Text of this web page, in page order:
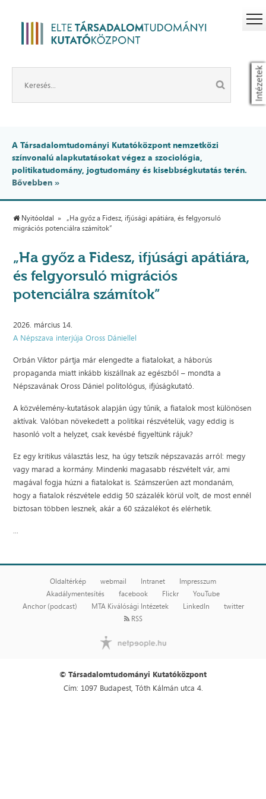
Intézetek
A Társadalomtudományi Kutatóközpont nemzetközi
színvonalú alapkutatásokat végez a szociológia,
politikatudomány, jogtudomány és kisebbségkutatás terén.
Bővebben »
Nyitóoldal
„Ha győz a Fidesz, ifjúsági apátiára, és felgyorsuló
migrációs potenciálra számítok”
„Ha győz a Fidesz, ifjúsági apátiára,
és felgyorsuló migrációs
potenciálra számítok”
2026. március 14.
A Népszava interjúja Oross Dániellel
Orbán Viktor pártja már elengedte a fiatalokat, a háborús
propaganda miatt inkább kiszállnak az egészből – mondta a
Népszavának Oross Dániel politológus, ifjúságkutató.
A közvélemény-kutatások alapján úgy tűnik, a fiatalok most különösen
aktívak. Valóban növekedett a politikai részvételük, vagy eddig is
hasonló volt a helyzet, csak kevésbé figyeltünk rájuk?
Ez egy kritikus választás lesz, ha úgy tetszik népszavazás arról: megy
vagy marad a kormány. Mindenki magasabb részvételt vár, ami
magával fogja húzni a fiatalokat is. Számszerűen azt mondanám,
hogy a fiatalok részvétele eddig 50 százalék körül volt, de most ennél
biztosan többen lesznek, akár a 60 százalékot és elérhetik.
...
Oldaltérkép webmail Intranet
Impresszum
Akadálymentesítés
facebook Flickr
YouTube
Anchor (podcast)
MTA Kiválósági Intézetek LinkedIn
twitter
RSS
© Társadalomtudományi Kutatóközpont
Cím: 1097 Budapest, Tóth Kálmán utca 4.